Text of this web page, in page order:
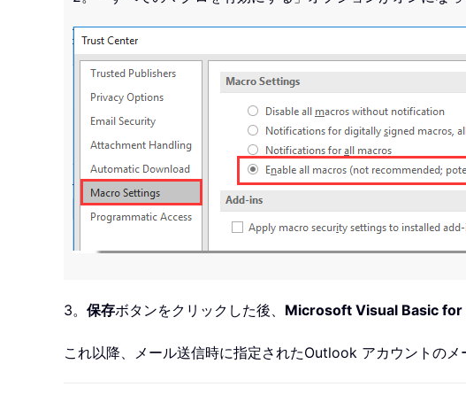
3。 保存ボタンをクリックした後、 Microsoft Visual Basic
これ以降、メール送信時に指定されたOutlook アカウントの